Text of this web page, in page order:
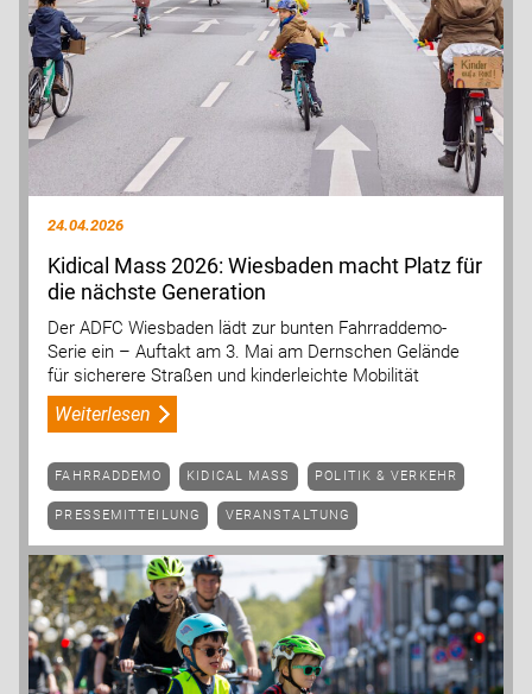
24.04.2026
Kidical Mass 2026: Wiesbaden macht Platz für
die nächste Generation
Der ADFC Wiesbaden lädt zur bunten Fahrraddemo-
Serie ein – Auftakt am 3. Mai am Dernschen Gelände
für sicherere Straßen und kinderleichte Mobilität
Weiterlesen
FAHRRADDEMO KIDICAL MASS POLITIK & VERKEHR
PRESSEMITTEILUNG VERANSTALTUNG